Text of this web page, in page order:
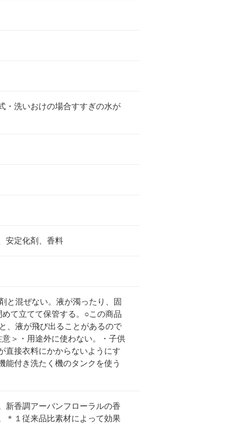
・洗いおけの場合すすぎの水が
安定化剤、香料
と混ぜない。液が濁ったり、固
て立てて保管する。○この商品
、液が飛び出ることがあるので
＞・用途外に使わない。・子供
直接衣料にかからないようにす
能付き洗たく機のタンクを使う
新香調アーバンフローラルの香
＊１従来品比素材によって効果